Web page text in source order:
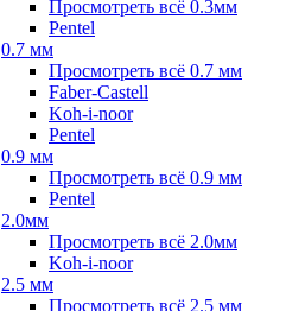
Просмотреть всё 0.3мм
Pentel
0.7 мм
Просмотреть всё 0.7 мм
Faber-Castell
Koh-i-noor
Pentel
0.9 мм
Просмотреть всё 0.9 мм
Pentel
2.0мм
Просмотреть всё 2.0мм
Koh-i-noor
2.5 мм
Просмотреть всё 2.5 мм